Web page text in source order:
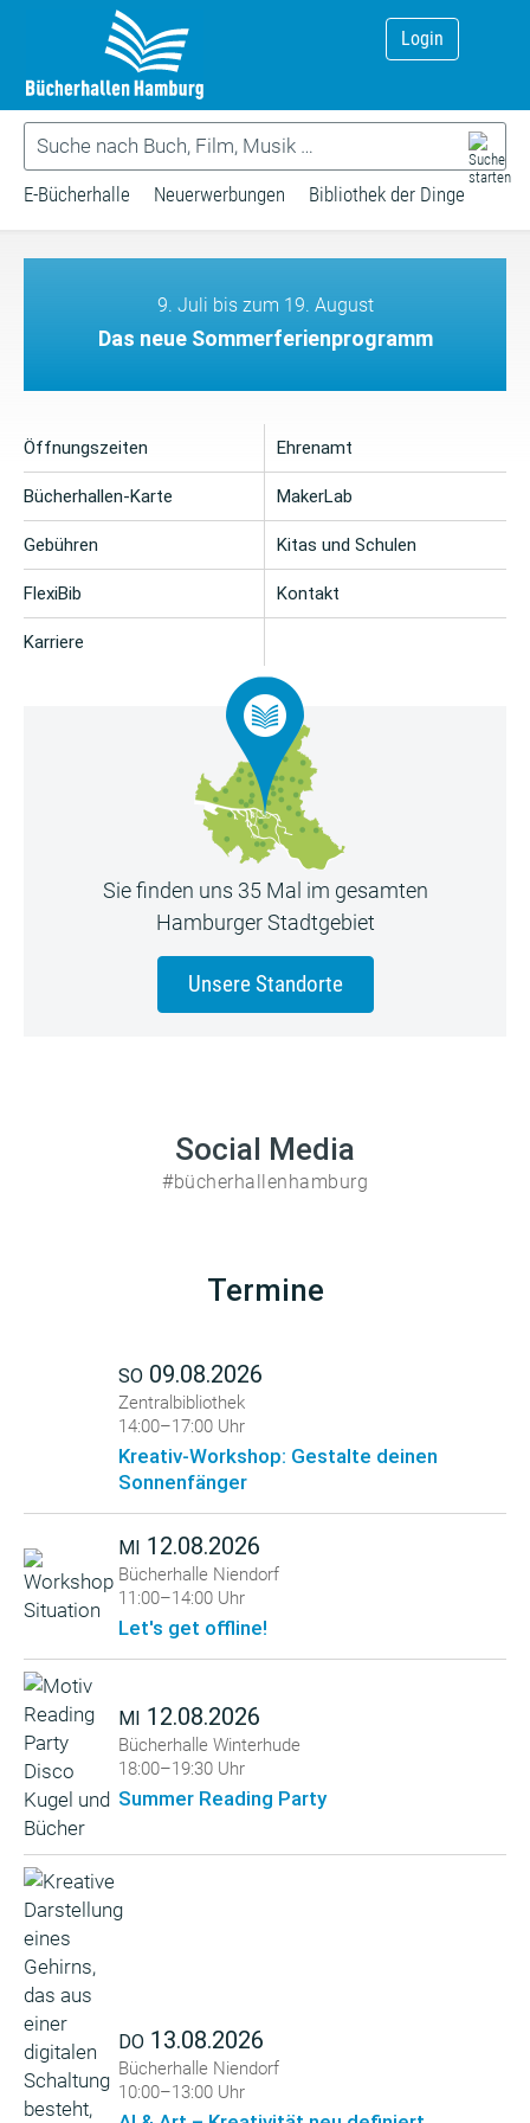
Login
E-Bücherhalle Neuerwerbungen Bibliothek der Dinge
9. Juli bis zum 19. August
Das neue Sommerferienprogramm
Öffnungszeiten
Bücherhallen-Karte
Gebühren
FlexiBib
Karriere
Ehrenamt
MakerLab
Kitas und Schulen
Kontakt
Sie finden uns 35 Mal im gesamten
Hamburger Stadtgebiet
Unsere Standorte
Social Media
#bücherhallenhamburg
Termine
SO 09.08.2026
Zentralbibliothek
14:00–17:00 Uhr
Kreativ-Workshop: Gestalte deinen
Sonnenfänger
MI 12.08.2026
Bücherhalle Niendorf
11:00–14:00 Uhr
Let's get offline!
MI 12.08.2026
Bücherhalle Winterhude
18:00–19:30 Uhr
Summer Reading Party
DO 13.08.2026
Bücherhalle Niendorf
10:00–13:00 Uhr